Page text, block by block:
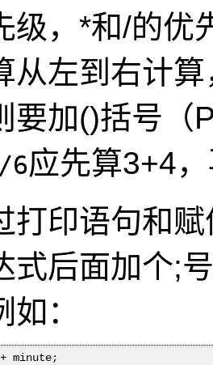
级，*和/的优
从左到右计
要加()括号（
6应先算3+4
打印语句和
式后面加个;
：
minute;